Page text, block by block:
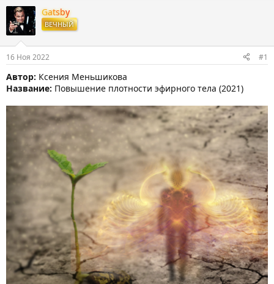
т
о
р
м
ы
т
а
н
а
л
а
Gatsby
ВЕЧНЫЙ
16 Ноя 2022 #1
Автор: Ксения Меньшикова
Название: Повышение плотности эфирного тела (2021)